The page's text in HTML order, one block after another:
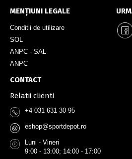
MENȚIUNI LEGALE
Conditii de utilizare
SOL
ANPC - SAL
ANPC
CONTACT
Relatii clienti
+4 031 631 30 95
@ eshop@sportdepot.ro
Luni - Vineri
9:00 - 13:00; 14:00 - 17:00